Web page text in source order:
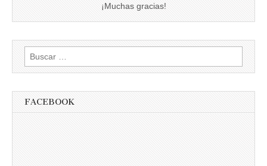
¡Muchas gracias!
Buscar:
FACEBOOK